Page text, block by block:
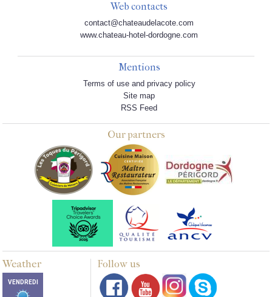
Web contacts
contact@chateaudelacote.com
www.chateau-hotel-dordogne.com
Mentions
Terms of use and privacy policy
Site map
RSS Feed
Our partners
Weather Follow us